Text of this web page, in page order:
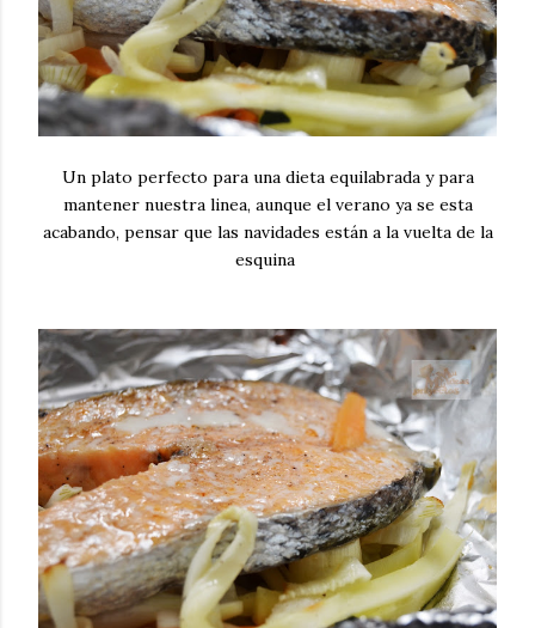
Un plato perfecto para una dieta equilabrada y para
mantener nuestra linea, aunque el verano ya se esta
acabando, pensar que las navidades están a la vuelta de la
esquina